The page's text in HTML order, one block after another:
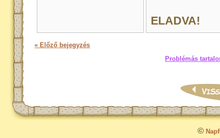
ELADVA!
« Előző bejegyzés
Problémás
©